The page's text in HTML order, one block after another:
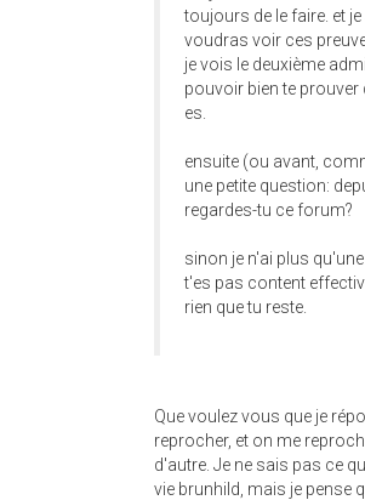
toujours de le faire. et
voudras voir ces
je vois le deuxième
pouvoir bien te prouver
es.
ensuite (ou avant,
une petite question:
regardes-tu ce forum?
sinon je n'ai plus
t'es pas content
rien que tu reste.
Que voulez vous que je
reprocher, et on me
d'autre. Je ne sais pas ce
vie brunhild, mais je pense